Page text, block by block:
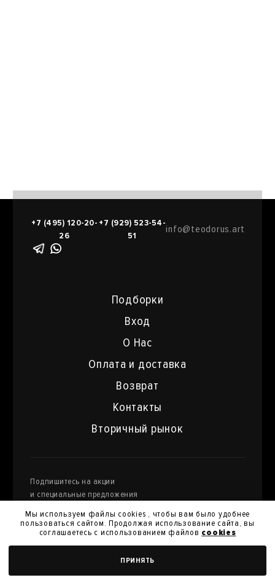
УЗНАТЬ СТОИМОСТЬ
Подборки
Вход
О Нас
Оплата и доставка
Возврат
Контакты
Вторичный рынок
+7 (495) 120-20-
26
+7 (929) 523-54-
51
info@teodorus.art
Подпишитесь на акции
и специальные предложения
и их передачу для получения кэшбэк.
Я согласен сполитикой конфиденциальности
Мы используем файлы cookies , чтобы вам было удобнее
пользоваться сайтом. Продолжая использование сайта, вы
соглашаетесь с использованием файлов cookies
ПРИНЯТЬ